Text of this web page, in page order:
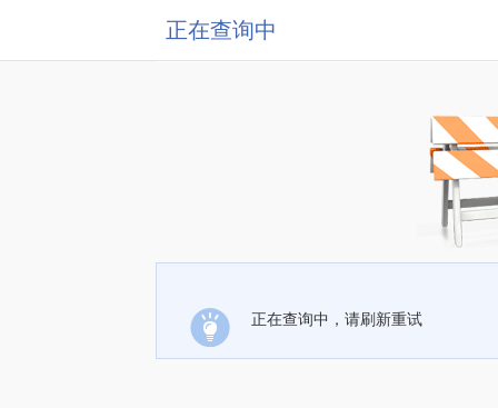
正在查询中
正在查询中，请刷新重试